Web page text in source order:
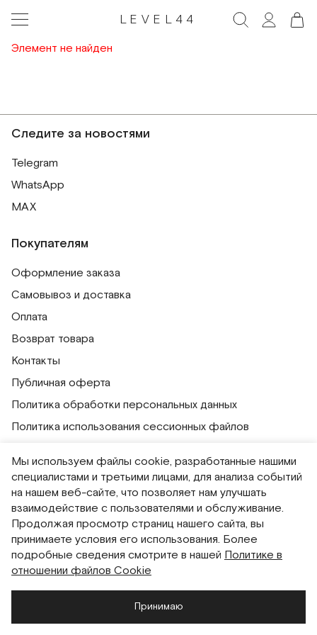
LEVEL44
Элемент не найден
Следите за новостями
Telegram
WhatsApp
MAX
Покупателям
Оформление заказа
Самовывоз и доставка
Оплата
Возврат товара
Контакты
Публичная оферта
Политика обработки персональных данных
Политика использования сессионных файлов
Согласие на обработку персональных данных
Система привилегий
Русский English
Мы используем файлы cookie, разработанные нашими
специалистами и третьими лицами, для анализа событий
на нашем веб-сайте, что позволяет нам улучшать
взаимодействие с пользователями и обслуживание.
Продолжая просмотр страниц нашего сайта, вы
принимаете условия его использования. Более
подробные сведения смотрите в нашей Политике в
отношении файлов Cookie
Принимаю